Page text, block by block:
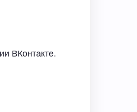
ВКонтакте.